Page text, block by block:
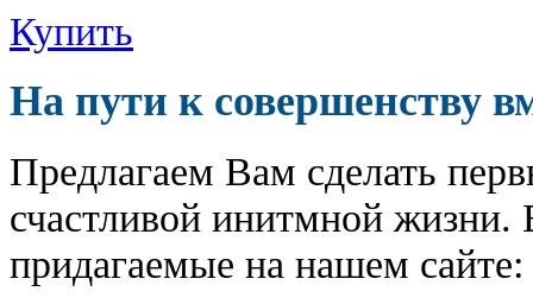
Купить
На пути к совершенству
Предлагаем Вам сделать
счастливой инитмной жизни.
придагаемые на нашем сайте: